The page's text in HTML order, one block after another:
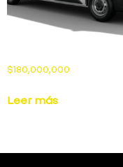
$180,000,000
Leer más